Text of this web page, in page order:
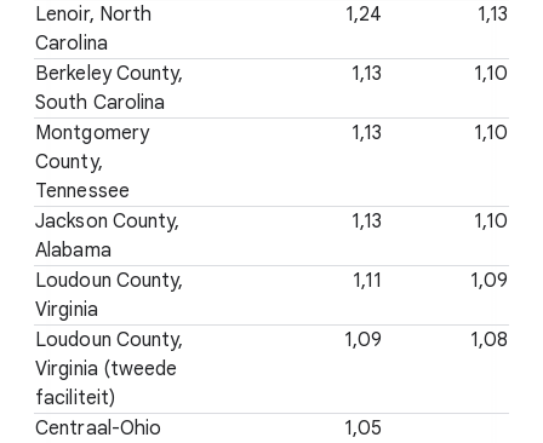
Lenoir, North
Carolina
1,24 1,13
Berkeley County,
South Carolina
1,13 1,10
Montgomery
County,
Tennessee
1,13 1,10
Jackson County,
Alabama
1,13 1,10
Loudoun County,
Virginia
1,11 1,09
Loudoun County,
Virginia (tweede
faciliteit)
1,09 1,08
Centraal-Ohio
1,05